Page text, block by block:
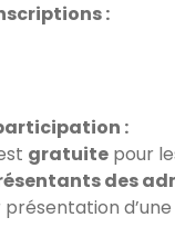
:
:
gratuite pour
des
présentation